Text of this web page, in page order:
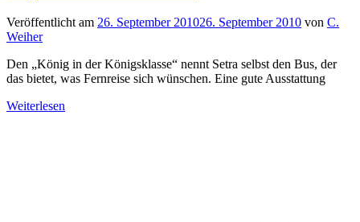
Veröffentlicht am 26. September 201026. September 2010 von C.
Weiher
Den „König in der Königsklasse“ nennt Setra selbst den Bus, der
das bietet, was Fernreise sich wünschen. Eine gute Ausstattung
Weiterlesen